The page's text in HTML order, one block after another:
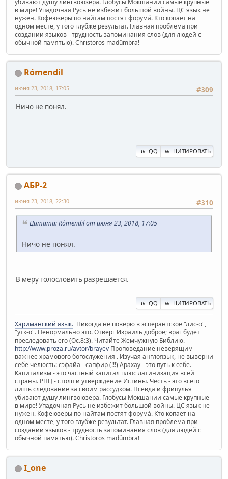
убивают душу лингвоюзера. Глобусы Мокшании самые крупные
в мире! Упадочная Русь не избежит большой войны. ЦС язык не
нужен. Кофеюзеры по найтам постят форума́. Кто копает на
одном месте, у того глубже результат. Главная проблема при
создании языков - трудность запоминания слов (для людей с
обычной памятью). Christoros madûmbra!
Rómendil
#309
июня 23, 2018, 17:05
Ничо не понял.
QQ ЦИТИРОВАТЬ
АБР-2
#310
июня 23, 2018, 22:30
Цитата: Rómendil от июня 23, 2018, 17:05
Ничо не понял.
В меру голословить разрешается.
QQ ЦИТИРОВАТЬ
Хариманский язык. Никогда не поверю в эсперантское "лис-о",
"утк-о". Ненормально это. Отверг Израиль доброе; враг будет
преследовать его (Ос.8:3). Читайте Жемчужную Библию.
http://www.proza.ru/avtor/brayev Проповедание неверящим
важнее храмового богослужения . Изучая англоязык, не выверни
себе челюсть: сэфайа - сапфир (!!!) Арахау - это путь к себе.
Капитализм - это частный капитал плюс латинизация всей
страны. РПЦ - столп и утверждение Истины. Честь - это всего
лишь следование за своим рассудком. Псевда и фрипулья
убивают душу лингвоюзера. Глобусы Мокшании самые крупные
в мире! Упадочная Русь не избежит большой войны. ЦС язык не
нужен. Кофеюзеры по найтам постят форума́. Кто копает на
одном месте, у того глубже результат. Главная проблема при
создании языков - трудность запоминания слов (для людей с
обычной памятью). Christoros madûmbra!
I_one